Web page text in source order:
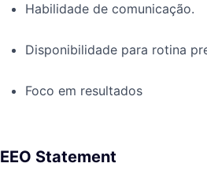
Habilidade de comunicação.
Disponibilidade para rotina
Foco em resultados
EEO Statement